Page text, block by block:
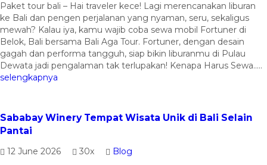
Paket tour bali – Hai traveler kece! Lagi merencanakan liburan
ke Bali dan pengen perjalanan yang nyaman, seru, sekaligus
mewah? Kalau iya, kamu wajib coba sewa mobil Fortuner di
Belok, Bali bersama Bali Aga Tour. Fortuner, dengan desain
gagah dan performa tangguh, siap bikin liburanmu di Pulau
Dewata jadi pengalaman tak terlupakan! Kenapa Harus Sewa.....
selengkapnya
Sababay Winery Tempat Wisata Unik di Bali Selain
Pantai
12 June 2026 30x
Blog